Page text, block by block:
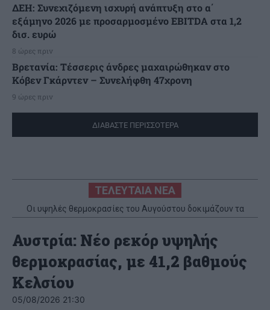
ΔΕΗ: Συνεχιζόμενη ισχυρή ανάπτυξη στο α΄
εξάμηνο 2026 με προσαρμοσμένο EBITDA στα 1,2
δισ. ευρώ
8 ώρες πριν
Βρετανία: Τέσσερις άνδρες μαχαιρώθηκαν στο
Κόβεν Γκάρντεν – Συνελήφθη 47χρονη
9 ώρες πριν
ΔΙΑΒΑΣΤΕ ΠΕΡΙΣΣΟΤΕΡΑ